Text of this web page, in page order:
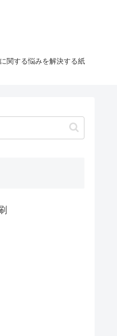
関する悩みを解決する紙